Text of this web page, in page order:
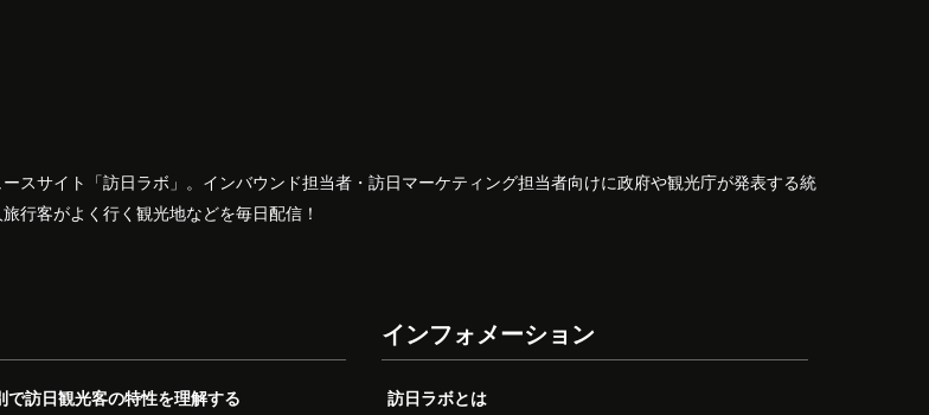
スサイト「訪日ラボ」。インバウンド担当者・訪日マーケティング担当者向けに政府や観光庁が発表する統
行客がよく行く観光地などを毎日配信！
で訪日観光客の特性を理解する
インフォメーション
訪日ラボとは